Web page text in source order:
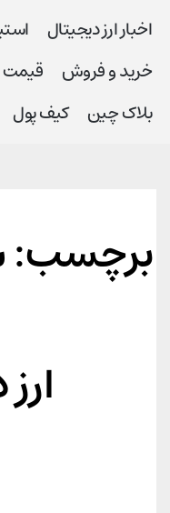
اخبار ارز دیجیتال
خرید و فروش
قیمت
بلاک‌ چین
کیف پول
برچسب: